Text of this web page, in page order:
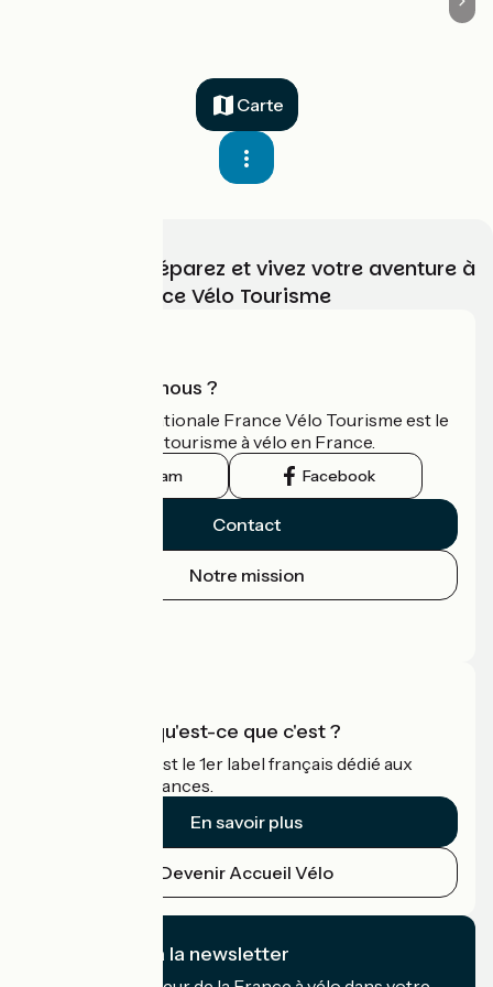
Carte
Choisissez, préparez et vivez votre aventure à
vélo avec France Vélo Tourisme
Qui sommes-nous ?
L'association nationale France Vélo Tourisme est le
guide officiel du tourisme à vélo en France.
Instagram Facebook
Contact
Notre mission
Accueil Vélo qu'est-ce que c'est ?
Accueil Vélo c'est le 1er label français dédié aux
cyclistes en vacances.
En savoir plus
Devenir Accueil Vélo
Je m'abonne à la newsletter